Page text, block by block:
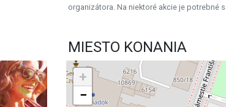
organizátora. Na niektoré akcie je potrebné
MIESTO KONANIA
+
−